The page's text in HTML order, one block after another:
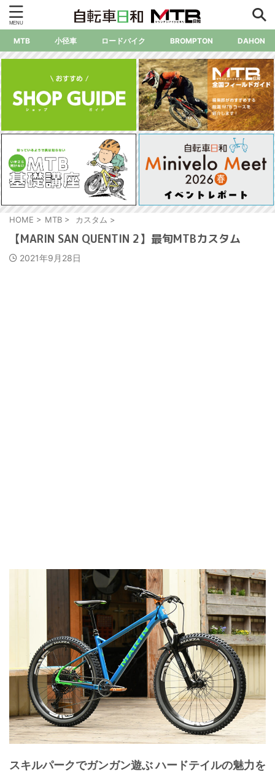
MTB 小径車 ロードバイク BROMPTON DAHON
HOME > MTB > カスタム >
【MARIN SAN QUENTIN 2】最旬MTBカスタム
2021年9月28日
スキルパークでガンガン遊ぶ ハードテイルの魅力を